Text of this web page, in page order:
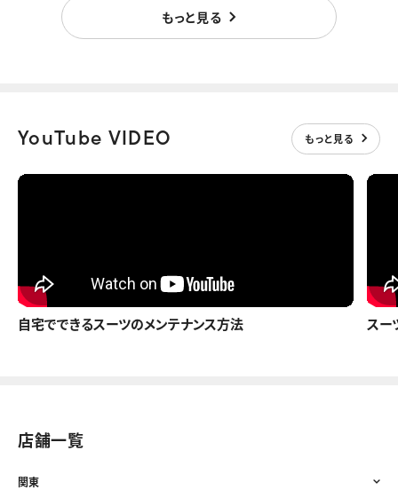
もっと見る
YouTube VIDEO もっと見る
自宅でできるスーツのメンテナンス方法 スー
店舗一覧
関東